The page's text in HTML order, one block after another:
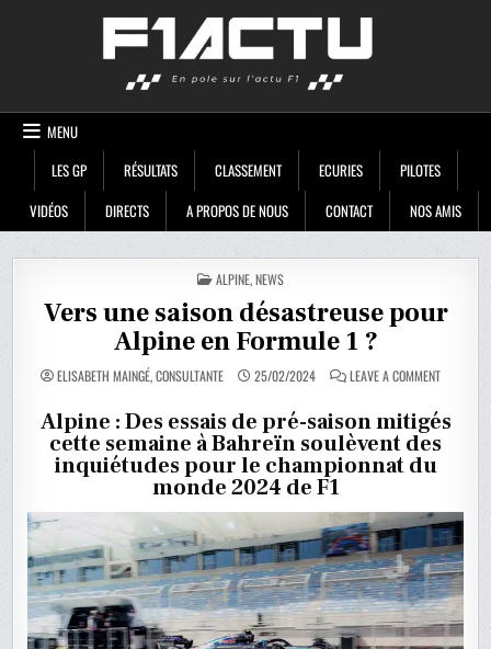
MENU
LES GP
RÉSULTATS CLASSEMENT ECURIES
PILOTES
VIDÉOS
DIRECTS A PROPOS DE NOUS CONTACT NOS AMIS
POSTED
IN
ALPINE,NEWS
Vers une saison désastreuse pour
Alpine en Formule 1 ?
ELISABETH MAINGÉ, CONSULTANTE 25/02/2024 LEAVE A COMMENTON
VERS
SAISON
POUR
ALPINE
Alpine : Des essais de pré-saison mitigés
cette semaine à Bahreïn soulèvent des
inquiétudes pour le championnat du
monde 2024 de F1